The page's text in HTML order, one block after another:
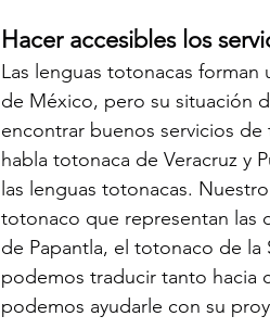
Hacer accesibles los
Las lenguas totonacas forman
de México, pero su situación
encontrar buenos servicios de
habla totonaca de Veracruz y
las lenguas totonacas.
totonaco que representan las
de Papantla, el totonaco de
podemos traducir tanto hacia
podemos ayudarle con su